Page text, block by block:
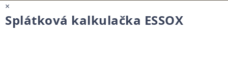
×
Splátková kalkulačka ESSOX